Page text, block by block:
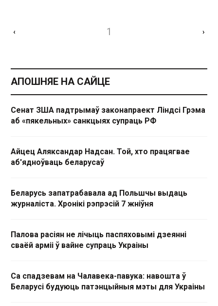
‹ 1 ›
АПОШНЯЕ НА САЙЦЕ
Сенат ЗША падтрымаў законапраект Ліндсі Грэма
аб «пякельных» санкцыях супраць РФ
Айцец Аляксандар Надсан. Той, хто працягвае
аб'ядноўваць беларусаў
Беларусь запатрабавала ад Польшчы выдаць
журналіста. Хронікі рэпрэсій 7 жніўня
Палова расіян не лічыць паспяховымі дзеянні
сваёй арміі ў вайне супраць Украіны
Са спадзевам на Чалавека-павука: навошта ў
Беларусі будуюць патэнцыйныя мэты для Украіны